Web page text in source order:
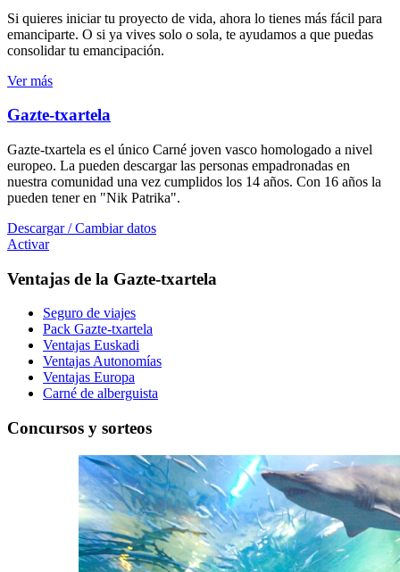
Si quieres iniciar tu proyecto de vida, ahora lo tienes más fácil para
emanciparte. O si ya vives solo o sola, te ayudamos a que puedas
consolidar tu emancipación.
Ver más
Gazte-txartela
Gazte-txartela es el único Carné joven vasco homologado a nivel
europeo. La pueden descargar las personas empadronadas en
nuestra comunidad una vez cumplidos los 14 años. Con 16 años la
pueden tener en "Nik Patrika".
Descargar / Cambiar datos
Activar
Ventajas de la Gazte-txartela
Seguro de viajes
Pack Gazte-txartela
Ventajas Euskadi
Ventajas Autonomías
Ventajas Europa
Carné de alberguista
Concursos y sorteos